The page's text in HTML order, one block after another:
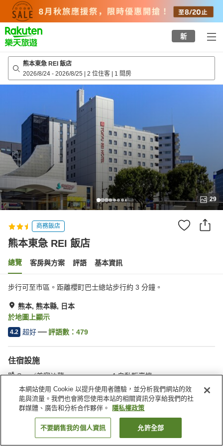
top
page
新
熊本東急 REI 飯店
2026/8/24 - 2026/8/25 | 2 位住客 | 1 間房
29
商務飯店
熊本東急 REI 飯店
總覽 客房與方案 評語 基本資訊
步行可至市區。距離櫻町巴士總站步行約 3 分鐘。
熊本, 熊本縣, 日本
於地圖上顯示
4.2 超好 評語數： 479
住宿設施
Spa／美容沙龍
自動販賣機
免費洗衣房
宅配服務
首頁 日本 熊本縣 熊本 熊本東急 REI 飯店
找客房
本網站使用 Cookie 以提升使用者體驗，並分析我們網站的效
能與流量。我們也會將您使用本站的相關資訊分享給我們的社
群媒體、廣告和分析合作夥伴。
隱私權政策
不要銷售我的個人資訊 允許全部